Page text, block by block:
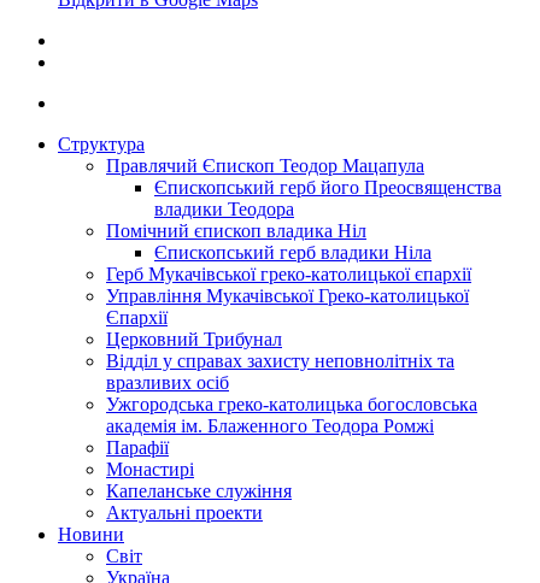
Структура
Правлячий Єпископ Теодор Мацапула
Єпископський герб його Преосвященства
владики Теодора
Помічний єпископ владика Ніл
Єпископський герб владики Ніла
Герб Мукачівської греко-католицької єпархії
Управління Мукачівської Греко-католицької
Єпархії
Церковний Трибунал
Відділ у справах захисту неповнолітніх та
вразливих осіб
Ужгородська греко-католицька богословська
академія ім. Блаженного Теодора Ромжі
Парафії
Монастирі
Капеланське служіння
Актуальні проекти
Новини
Світ
Україна